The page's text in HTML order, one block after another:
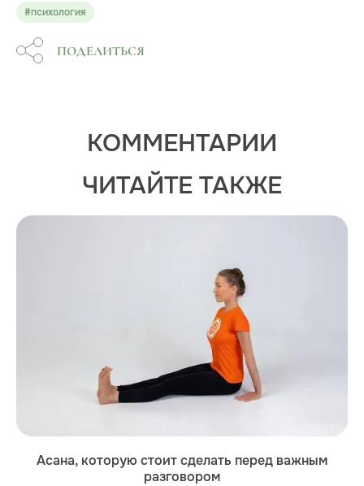
#психология
ПОДЕЛИТЬСЯ
КОММЕНТАРИИ
ЧИТАЙТЕ ТАКЖЕ
Асана, которую стоит сделать перед важным
разговором